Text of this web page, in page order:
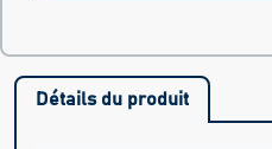
Détails du produit